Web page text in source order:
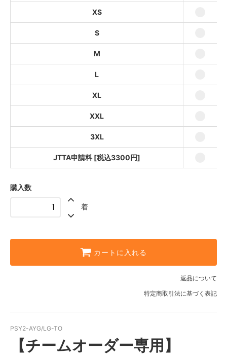
L
3XL
JTTA申請料 [税込3300円]
3,300円
XS
S
M
L
XL
XXL
3XL
JTTA申請料 [税込3300円]
購入数
着
カートに入れる
返品について
特定商取引法に基づく表記
PSY2-AYG/LG-TO
【チームオーダー専用】